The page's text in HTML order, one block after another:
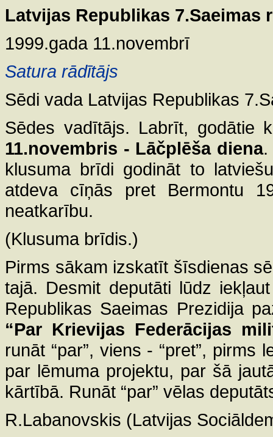
Latvijas Republikas
1999.gada 11.novembrī
Satura rādītājs
Sēdi vada Latvijas Republikas
Sēdes vadītājs. Labrīt, godātie
11.novembris - Lāčplēša diena.
klusuma brīdi godināt to
atdeva cīņās pret Bermontu
neatkarību.
(Klusuma brīdis.)
Pirms sākam izskatīt šīsdienas
tajā. Desmit deputāti lūdz
Republikas Saeimas Prezidija
“Par Krievijas Federācijas
runāt “par”, viens - “pret”, pirms
par lēmuma projektu, par šā
kārtībā. Runāt “par” vēlas
R.Labanovskis (Latvijas